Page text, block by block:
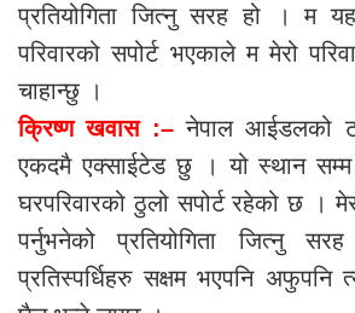
प्रतियोगिता जित्नु सरह हो । म
परिवारको सपोर्ट भएकाले म मेरो
चाहान्छु ।
क्रिष्ण खवास :–नेपाल आईडलको
एकदमै एक्साईटेड छु । यो स्थान सम्म
घरपरिवारको ठुलो सपोर्ट रहेको छ ।
पर्नुभनेको प्रतियोगिता जित्नु
प्रतिस्पर्धिहरु सक्षम भएपनि अफुपनि